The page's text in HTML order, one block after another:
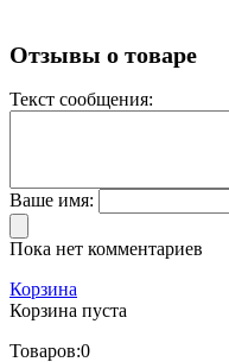
Отзывы о товаре
Текст сообщения:
Ваше имя:
Пока нет комментариев
Корзина
Корзина пуста
Товаров:0